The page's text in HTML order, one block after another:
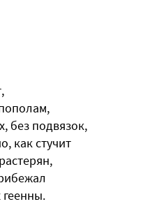
без подвязок,
как стучит
геенны.